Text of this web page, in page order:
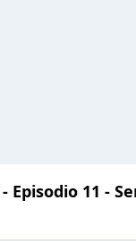
Episodio 11 -